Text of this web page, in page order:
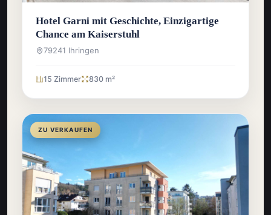
Hotel Garni mit Geschichte, Einzigartige
Chance am Kaiserstuhl
79241 Ihringen
15 Zimmer 830 m²
ZU VERKAUFEN